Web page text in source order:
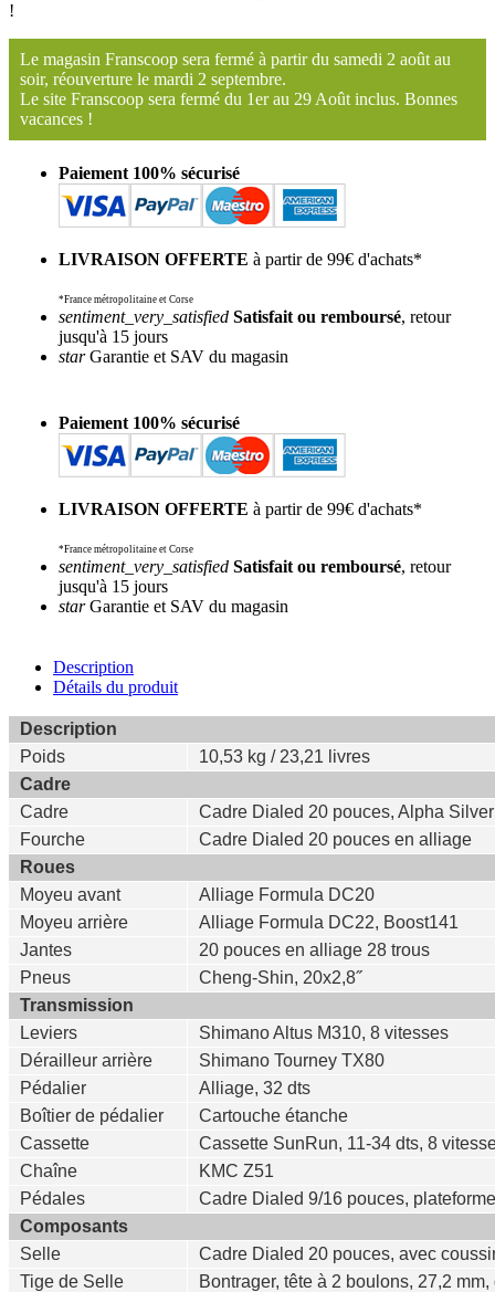
!
Le magasin Franscoop sera fermé à partir du samedi 2 août au
soir, réouverture le mardi 2 septembre.
Le site Franscoop sera fermé du 1er au 29 Août inclus. Bonnes
vacances !
Paiement 100% sécurisé
LIVRAISON OFFERTE à partir de 99€ d'achats*
*France métropolitaine et Corse
sentiment_very_satisfied Satisfait ou remboursé, retour
jusqu'à 15 jours
starGarantie et SAV du magasin
Paiement 100% sécurisé
LIVRAISON OFFERTE à partir de 99€ d'achats*
*France métropolitaine et Corse
sentiment_very_satisfied Satisfait ou remboursé, retour
jusqu'à 15 jours
starGarantie et SAV du magasin
Description
Détails du produit
Description
Poids
10,53 kg / 23,21 livres
Cadre
Cadre
Cadre Dialed 20 pouces, Alpha
Fourche
Cadre Dialed 20 pouces en alliage
Roues
Moyeu avant
Alliage Formula DC20
Moyeu arrière
Alliage Formula DC22, Boost141
Jantes
20 pouces en alliage 28 trous
Pneus
Cheng-Shin, 20x2,8˝
Transmission
Leviers
Shimano Altus M310, 8 vitesses
Dérailleur arrière
Shimano Tourney TX80
Pédalier
Alliage, 32 dts
Boîtier de pédalier
Cartouche étanche
Cassette
Cassette SunRun, 11-34 dts, 8
Chaîne
KMC Z51
Pédales
Cadre Dialed 9/16 pouces,
Composants
Selle
Cadre Dialed 20 pouces, avec
Tige de Selle
Bontrager, tête à 2 boulons, 27,2